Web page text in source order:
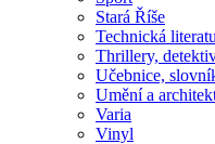
Stará Říše
Technická
Thrillery,
Učebnice,
Umění a
Varia
Vinyl